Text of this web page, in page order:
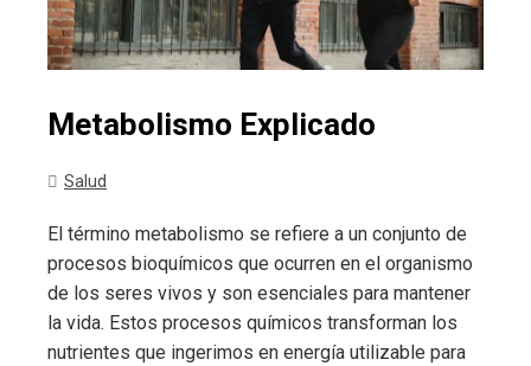
Metabolismo Explicado
Salud
El término metabolismo se refiere a un conjunto de
procesos bioquímicos que ocurren en el organismo
de los seres vivos y son esenciales para mantener
la vida. Estos procesos químicos transforman los
nutrientes que ingerimos en energía utilizable para